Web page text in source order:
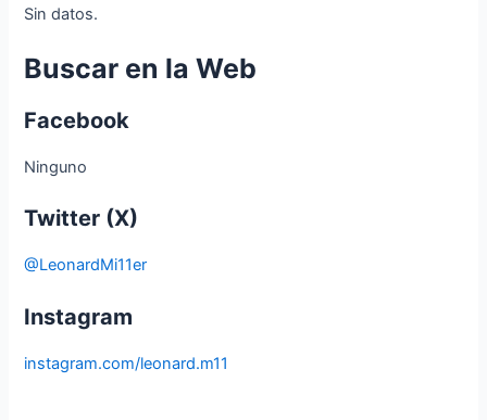
Sin datos.
Buscar en la Web
Facebook
Ninguno
Twitter (X)
@LeonardMi11er
Instagram
instagram.com/leonard.m11